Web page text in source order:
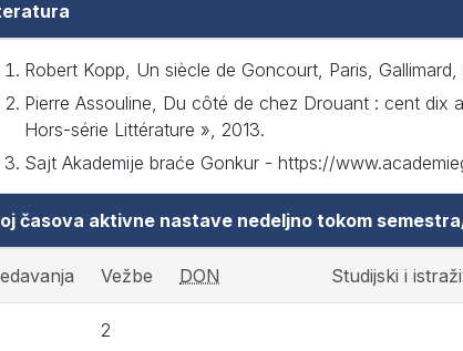
Robert Kopp, Un siècle de Goncourt, Paris,
Pierre Assouline, Du côté de chez Drouant : cent dix
Hors-série Littérature », 2013.
Sajt Akademije braće Gonkur - https://
časova aktivne nastave nedeljno tokom
Vežbe DON Studijski i
2